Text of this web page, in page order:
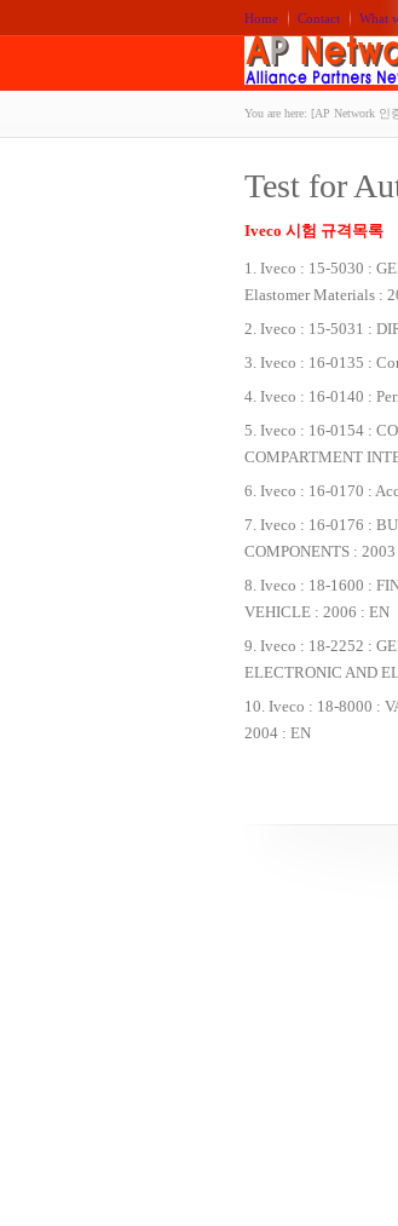
Home Contact What
You are here: [AP Network 인
Test for
Iveco 시험 규격목록
Iveco : 15-5030 :
Elastomer Materials :
Iveco : 15-5031 :
Iveco : 16-0135 :
Iveco : 16-0140 :
Iveco : 16-0154 :
COMPARTMENT
Iveco : 16-0170 :
Iveco : 16-0176 :
COMPONENTS :
Iveco : 18-1600 :
VEHICLE : 2006 : EN
Iveco : 18-2252 :
ELECTRONIC AND
Iveco : 18-8000 :
2004 : EN